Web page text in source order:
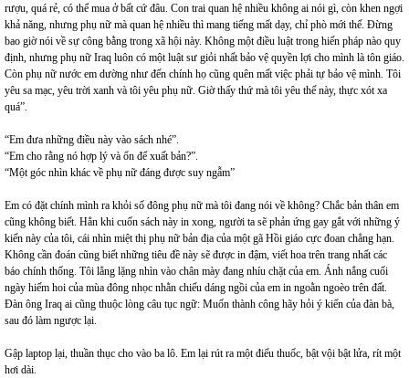
rượu, quá rẻ, có thể mua ở bất cứ đâu. Con trai quan hệ nhiều không ai nói gì, còn khen ngợi
khả năng, nhưng phụ nữ mà quan hệ nhiều thì mang tiếng mất dạy, chỉ phò mới thế. Đừng
bao giờ nói về sự công bằng trong xã hội này. Không một điều luật trong hiến pháp nào quy
định, nhưng phụ nữ Iraq luôn có một luật sư giỏi nhất bảo vệ quyền lợi cho mình là tôn giáo.
Còn phụ nữ nước em dường như đến chính họ cũng quên mất việc phải tự bảo vệ mình. Tôi
yêu sa mạc, yêu trời xanh và tôi yêu phụ nữ. Giờ thấy thứ mà tôi yêu thế này, thực xót xa
quá”.
“Em đưa những điều này vào sách nhé”.
“Em cho rằng nó hợp lý và ổn để xuất bản?”.
“Một góc nhìn khác về phụ nữ đáng được suy ngẫm”
Em có đặt chính mình ra khỏi số đông phụ nữ mà tôi đang nói về không? Chắc bản thân em
cũng không biết. Hẳn khi cuốn sách này in xong, người ta sẽ phản ứng gay gắt với những ý
kiến này của tôi, cái nhìn miệt thị phụ nữ bản địa của một gã Hồi giáo cực đoan chẳng hạn.
Không cần đoán cũng biết những tiêu đề này sẽ được in đậm, viết hoa trên trang nhất các
báo chính thống. Tôi lẳng lặng nhìn vào chân mày đang nhíu chặt của em. Ánh nắng cuối
ngày hiếm hoi của mùa đông nhọc nhằn chiếu dáng ngồi của em in ngoằn ngoèo trên đất.
Đàn ông Iraq ai cũng thuộc lòng câu tục ngữ: Muốn thành công hãy hỏi ý kiến của đàn bà,
sau đó làm ngược lại.
Gập laptop lại, thuần thục cho vào ba lô. Em lại rút ra một điếu thuốc, bật vội bật lửa, rít một
hơi dài.